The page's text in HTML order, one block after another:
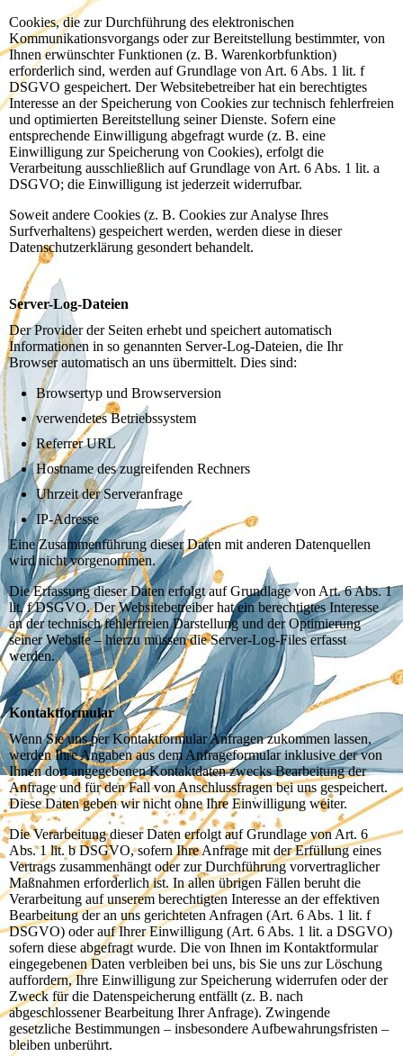
Cookies, die zur Durchführung des elektronischen
Kommunikationsvorgangs oder zur Bereitstellung bestimmter, von
Ihnen erwünschter Funktionen (z. B. Warenkorbfunktion)
erforderlich sind, werden auf Grundlage von Art. 6 Abs. 1 lit. f
DSGVO gespeichert. Der Websitebetreiber hat ein berechtigtes
Interesse an der Speicherung von Cookies zur technisch fehlerfreien
und optimierten Bereitstellung seiner Dienste. Sofern eine
entsprechende Einwilligung abgefragt wurde (z. B. eine
Einwilligung zur Speicherung von Cookies), erfolgt die
Verarbeitung ausschließlich auf Grundlage von Art. 6 Abs. 1 lit. a
DSGVO; die Einwilligung ist jederzeit widerrufbar.
Soweit andere Cookies (z. B. Cookies zur Analyse Ihres
Surfverhaltens) gespeichert werden, werden diese in dieser
Datenschutzerklärung gesondert behandelt.
Server-Log-Dateien
Der Provider der Seiten erhebt und speichert automatisch
Informationen in so genannten Server-Log-Dateien, die Ihr
Browser automatisch an uns übermittelt. Dies sind:
Browsertyp und Browserversion
verwendetes Betriebssystem
Referrer URL
Hostname des zugreifenden Rechners
Uhrzeit der Serveranfrage
IP-Adresse
Eine Zusammenführung dieser Daten mit anderen Datenquellen
wird nicht vorgenommen.
Die Erfassung dieser Daten erfolgt auf Grundlage von Art. 6 Abs. 1
lit. f DSGVO. Der Websitebetreiber hat ein berechtigtes Interesse
an der technisch fehlerfreien Darstellung und der Optimierung
seiner Website – hierzu müssen die Server-Log-Files erfasst
werden.
Kontaktformular
Wenn Sie uns per Kontaktformular Anfragen zukommen lassen,
werden Ihre Angaben aus dem Anfrageformular inklusive der von
Ihnen dort angegebenen Kontaktdaten zwecks Bearbeitung der
Anfrage und für den Fall von Anschlussfragen bei uns gespeichert.
Diese Daten geben wir nicht ohne Ihre Einwilligung weiter.
Die Verarbeitung dieser Daten erfolgt auf Grundlage von Art. 6
Abs. 1 lit. b DSGVO, sofern Ihre Anfrage mit der Erfüllung eines
Vertrags zusammenhängt oder zur Durchführung vorvertraglicher
Maßnahmen erforderlich ist. In allen übrigen Fällen beruht die
Verarbeitung auf unserem berechtigten Interesse an der effektiven
Bearbeitung der an uns gerichteten Anfragen (Art. 6 Abs. 1 lit. f
DSGVO) oder auf Ihrer Einwilligung (Art. 6 Abs. 1 lit. a DSGVO)
sofern diese abgefragt wurde. Die von Ihnen im Kontaktformular
eingegebenen Daten verbleiben bei uns, bis Sie uns zur Löschung
auffordern, Ihre Einwilligung zur Speicherung widerrufen oder der
Zweck für die Datenspeicherung entfällt (z. B. nach
abgeschlossener Bearbeitung Ihrer Anfrage). Zwingende
gesetzliche Bestimmungen – insbesondere Aufbewahrungsfristen –
bleiben unberührt.